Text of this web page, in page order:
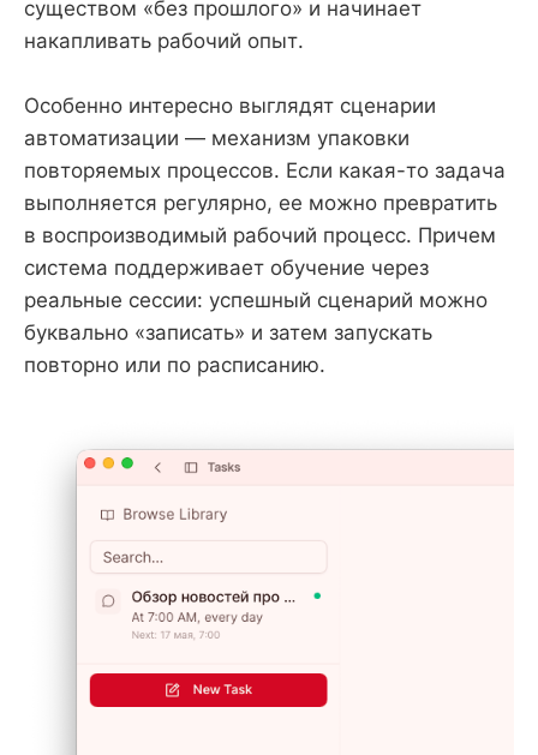
существом «без прошлого» и начинает
накапливать рабочий опыт.
Особенно интересно выглядят сценарии
автоматизации — механизм упаковки
повторяемых процессов. Если какая-то задача
выполняется регулярно, ее можно превратить
в воспроизводимый рабочий процесс. Причем
система поддерживает обучение через
реальные сессии: успешный сценарий можно
буквально «записать» и затем запускать
повторно или по расписанию.